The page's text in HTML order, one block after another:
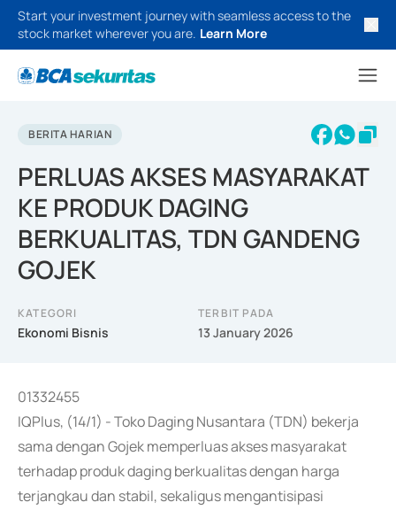
Start your investment journey with seamless access to the
stock market wherever you are. Learn More
BERITA HARIAN
PERLUAS AKSES MASYARAKAT
KE PRODUK DAGING
BERKUALITAS, TDN GANDENG
GOJEK
KATEGORI
Ekonomi Bisnis
TERBIT PADA
13 January 2026
01332455
IQPlus, (14/1) - Toko Daging Nusantara (TDN) bekerja
sama dengan Gojek memperluas akses masyarakat
terhadap produk daging berkualitas dengan harga
terjangkau dan stabil, sekaligus mengantisipasi